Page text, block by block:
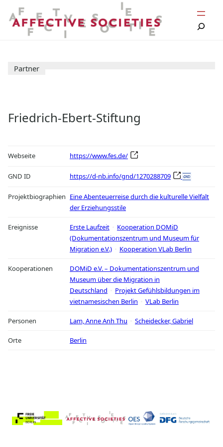
Inhalt
springen
Partner
Friedrich-Ebert-Stiftung
Webseite https://www.fes.de/
GND ID https://d-nb.info/gnd/1270288709
Projektbiographien Eine Abenteuerreise durch die kulturelle Vielfalt
der Erziehungsstile
Ereignisse Erste Laufzeit
Kooperation DOMiD
(Dokumentationszentrum und Museum für
Migration e.V.)
Kooperation VLab Berlin
Kooperationen
DOMiD e.V. – Dokumentationszentrum und
Museum über die Migration in
Deutschland
Projekt Gefühlsbildungen im
vietnamesischen Berlin
VLab Berlin
Personen Lam, Anne Anh Thu Scheidecker, Gabriel
Orte Berlin